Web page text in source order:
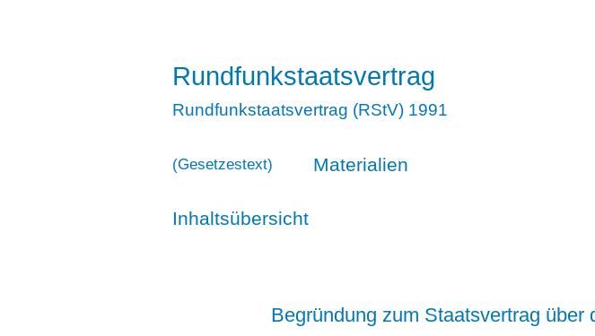
Rundfunkstaatsvertrag
Rundfunkstaatsvertrag (RStV) 1991
Materialien
(Gesetzestext)
Inhaltsübersicht
Begründung zum Staatsvertrag